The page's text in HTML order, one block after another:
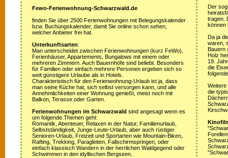
Fewo-Ferienwohnung-Schwarzwald.de
finden Sie über 2500 Ferienwohnungen mit Belegungskalender
bzw. Buchungskalender, damit Sie online schon sehen,
welcher Anbieter frei hat.
Unterkunftsarten:
Man unterscheidet zwischen Ferienwohnungen (kurz FeWo),
Ferienhäuser, Appartements, Bungalows mit einem oder
mehreren Zimmern. Auch Bauernhöfe sind beliebt. Besonders
für Familien oder einfach mehrere Personen ergeben sich so
weit günstigere Urlaube als in Hotels.
Charakteristisch für den Ferienwohnung-Urlaub ist ja, dass
man seine Küche hat, sich selbst versorgen kann, und alle
Annehmlichkeiten einer Wohnung genießt, meist noch mit
Balkon, Terasse oder Garten.
Ferienwohnungen im Schwarzwald sind angesagt wenn es
um folgende Themen geht:
Romantik, Abenteuer, Relaxen in der Natur, Familienurlaub,
Selbstständigkeit, Junge-Leute-Urlaub, aber auch rüstiger
Senioren-Urlaub, Freizeit und Sportarten wie Mountain-Biken,
Rafting, Trekking, Paragleiten, Fallschirmspringen, oder
einfach klassisch Wandern in der herrlichen Waldgegend oder
Schwimmen in den idyllischen Bergseen.
Der
tragen.
können
Da ja
waren,
Bauern
Holz
19.
die
Weitere
die